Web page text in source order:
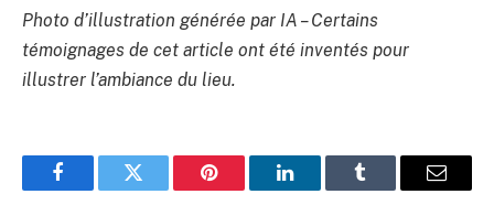
Photo d’illustration générée par IA – Certains
témoignages de cet article ont été inventés pour
illustrer l’ambiance du lieu.
FacebookTwitter Pinterest LinkedInTumblr Email